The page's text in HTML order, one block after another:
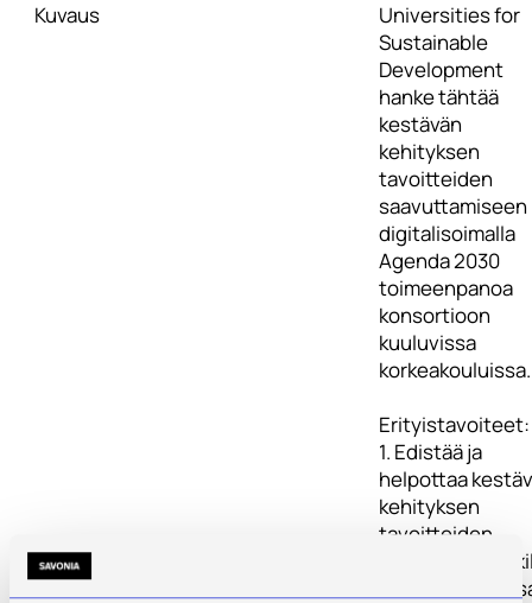
Kuvaus
Universities for
Sustainable
Development
hanke tähtää
kestävän
kehityksen
tavoitteiden
saavuttamiseen
digitalisoimalla
Agenda 2030
toimeenpanoa
konsortioon
kuuluvissa
korkeakouluissa.
Erityistavoiteet:
1. Edistää ja
helpottaa
kehityksen
tavoitteiden
integrointia
korkeakoulun